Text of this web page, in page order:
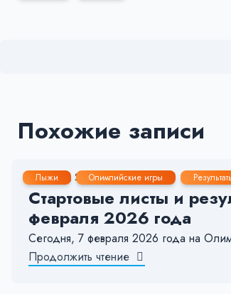
Похожие записи
Лыжи Олимпийские игры
7 Фев, 2026 < 1 мин. 148
Стартовые листы и
февраля 2026 года
Сегодня, 7 февраля 2026 года на
Продолжить чтение